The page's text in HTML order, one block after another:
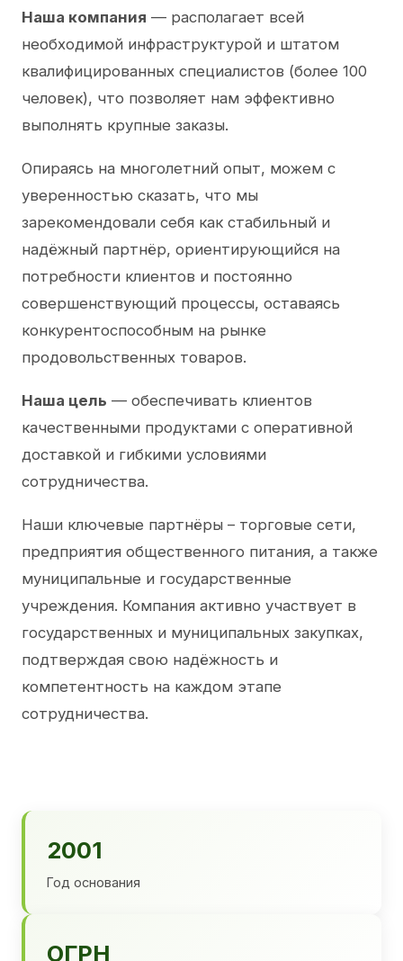
Наша компания — располагает всей
необходимой инфраструктурой и штатом
квалифицированных специалистов (более 100
человек), что позволяет нам эффективно
выполнять крупные заказы.
Опираясь на многолетний опыт, можем с
уверенностью сказать, что мы
зарекомендовали себя как стабильный и
надёжный партнёр, ориентирующийся на
потребности клиентов и постоянно
совершенствующий процессы, оставаясь
конкурентоспособным на рынке
продовольственных товаров.
Наша цель — обеспечивать клиентов
качественными продуктами с оперативной
доставкой и гибкими условиями
сотрудничества.
Наши ключевые партнёры – торговые сети,
предприятия общественного питания, а также
муниципальные и государственные
учреждения. Компания активно участвует в
государственных и муниципальных закупках,
подтверждая свою надёжность и
компетентность на каждом этапе
сотрудничества.
2001
Год основания
ОГРН